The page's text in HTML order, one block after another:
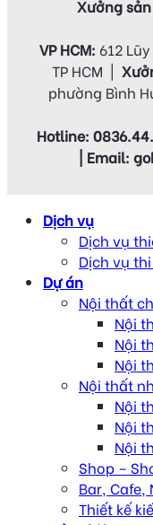
Xưởng
VP HCM: 612
TP HCM |
phường Bình
Hotline:
| Email:
Dịch vụ
Dịch vụ
Dịch vụ
Dự án
Nội thất
Nội
Nội
Nội
Nội thất
Nội
Nội
Nội
Shop –
Bar, Cafe,
Thiết kế